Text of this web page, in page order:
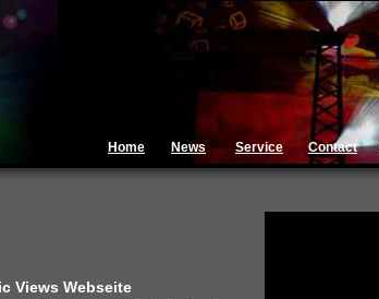
Home News Service Contact
Views Webseite